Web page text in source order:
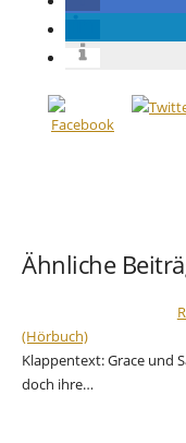
Ähnliche
(Hörbuch)
Klappentext: Grace und
doch ihre…